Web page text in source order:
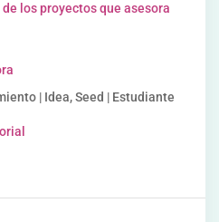
los proyectos que asesora
| Idea, Seed | Estudiante